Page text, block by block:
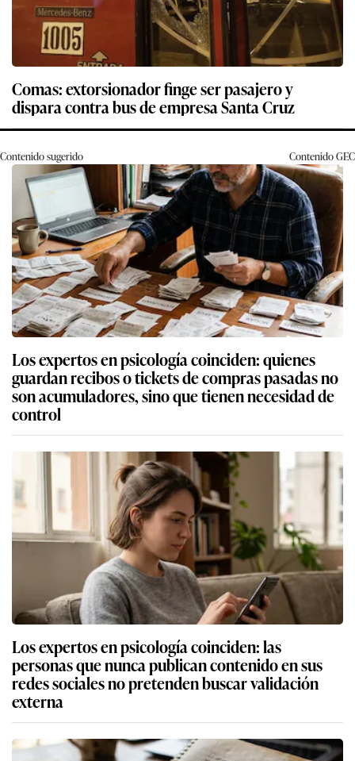
Comas: extorsionador finge ser pasajero y
dispara contra bus de empresa Santa Cruz
Contenido sugerido ContenidoGEC
Los expertos en psicología coinciden: quienes
guardan recibos o tickets de compras pasadas no
son acumuladores, sino que tienen necesidad de
control
Los expertos en psicología coinciden: las
personas que nunca publican contenido en sus
redes sociales no pretenden buscar validación
externa